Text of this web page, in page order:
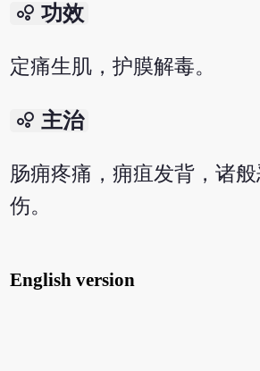
bubble_chart 功效
定痛生肌，护膜解毒。
bubble_chart 主治
肠痈疼痛，痈疽发背，诸
伤。
English version